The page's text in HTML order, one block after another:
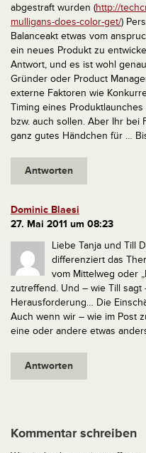
abgestraft wurden (http://
mulligans-does-color-get/)
Balanceakt etwas vom
ein neues Produkt zu
Antwort, und es ist wohl
Gründer oder Product
externe Faktoren wie
Timing eines
bzw. auch sollen. Aber Ihr bei
ganz gutes Händchen für …
Antworten
Dominic Blaesi
27. Mai 2011 um 08:23
Liebe Tanja und Till
differenziert das
vom Mittelweg oder
zutreffend. Und – wie Till
Herausforderung… Die
Auch wenn wir – wie im Post
eine oder andere etwas
Antworten
Kommentar schreiben